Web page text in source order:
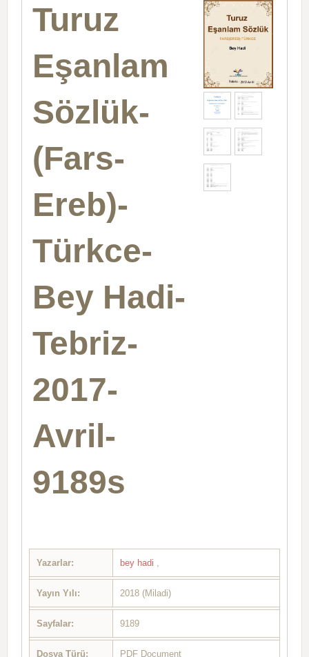
Turuz
Eşanlam
Sözlük-
(Fars-
Ereb)-
Türkce-
Bey Hadi-
Tebriz-
2017-
Avril-
9189s
Yazarlar: bey hadi
Yayın Yılı: 2018 (Miladi)
Sayfalar: 9189
Dosya Türü: PDF Document